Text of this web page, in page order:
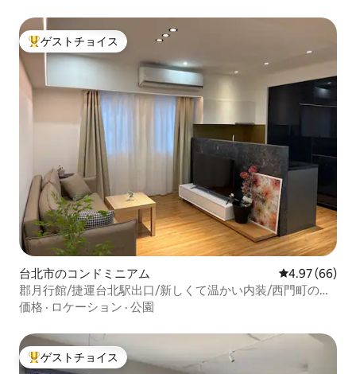
大好評のゲストチョイスです。
ゲストチョイス
台北市のコンドミニアム レビュー66
4.97 (66)
郡月行館/捷運台北駅出口/新しくて温かい内装/西門町の近
く/エレベーターあり
価格 · ロケーション · 公園
大好評のゲストチョイスです。
ゲストチョイス